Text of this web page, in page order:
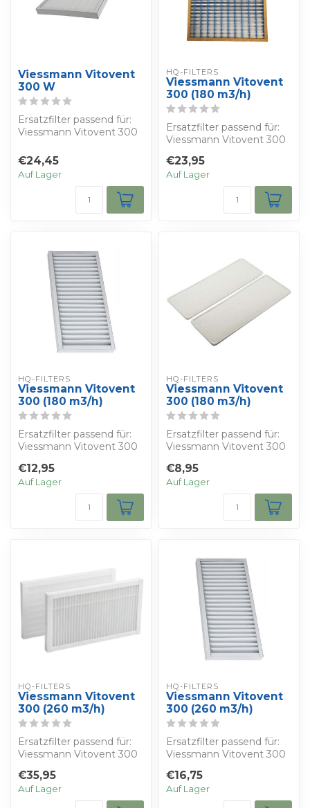
Viessmann Vitovent
300 W
Ersatzfilter passend für:
Viessmann Vitovent 300
€24,45
Auf Lager
HQ-FILTERS
Viessmann Vitovent
300 (180 m3/h)
Ersatzfilter passend für:
Viessmann Vitovent 300
€23,95
Auf Lager
HQ-FILTERS
Viessmann Vitovent
300 (180 m3/h)
Ersatzfilter passend für:
Viessmann Vitovent 300
€12,95
Auf Lager
HQ-FILTERS
Viessmann Vitovent
300 (180 m3/h)
Ersatzfilter passend für:
Viessmann Vitovent 300
€8,95
Auf Lager
HQ-FILTERS
Viessmann Vitovent
300 (260 m3/h)
Ersatzfilter passend für:
Viessmann Vitovent 300
€35,95
Auf Lager
HQ-FILTERS
Viessmann Vitovent
300 (260 m3/h)
Ersatzfilter passend für:
Viessmann Vitovent 300
€16,75
Auf Lager